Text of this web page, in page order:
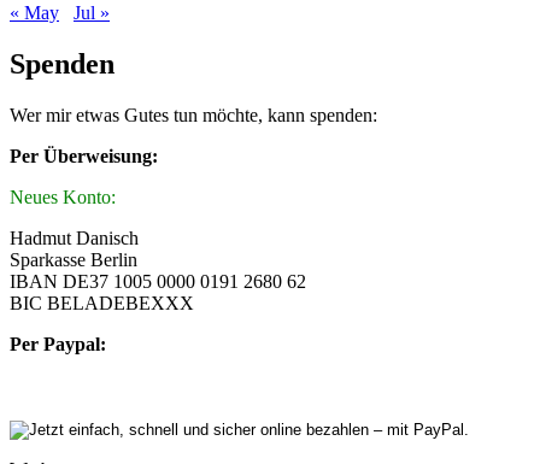
« May
Jul »
Spenden
Wer mir etwas Gutes tun möchte, kann spenden:
Per Überweisung:
Neues Konto:
Hadmut Danisch
Sparkasse Berlin
IBAN DE37 1005 0000 0191 2680 62
BIC BELADEBEXXX
Per Paypal: